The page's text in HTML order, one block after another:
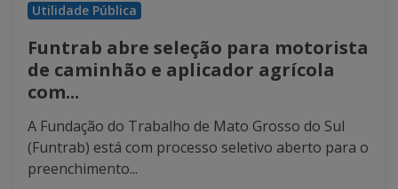
Utilidade Pública
Funtrab abre seleção para motorista
de caminhão e aplicador agrícola
com...
A Fundação do Trabalho de Mato Grosso do Sul
(Funtrab) está com processo seletivo aberto para o
preenchimento...